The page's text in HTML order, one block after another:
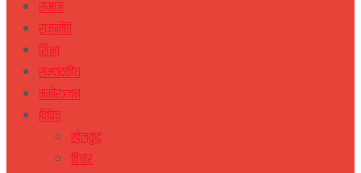
समाज
राजनीति
शिक्षा
सम्पादकीय
मनोरञ्जन
विविध
खेलकुद
विचार